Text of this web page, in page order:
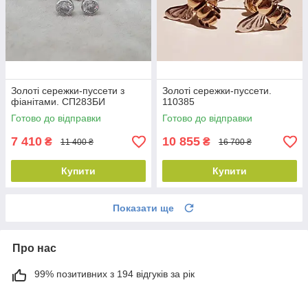
Золоті сережки-пуссети з
фіанітами. СП283БИ
Готово до відправки
7 410 ₴ 11 400 ₴
Купити
Золоті сережки-пуссети.
110385
Готово до відправки
10 855 ₴ 16 700 ₴
Купити
Показати ще
Про нас
99% позитивних з 194 відгуків за рік